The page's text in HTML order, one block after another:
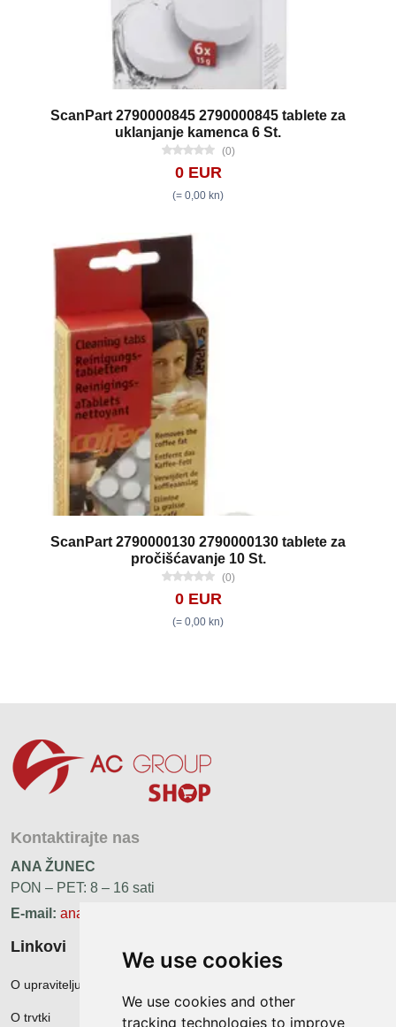
We use cookies
We use cookies and other
tracking technologies to improve
ScanPart 2790000845 2790000845 tablete za
uklanjanje kamenca 6 St.
(0)
0 EUR
(= 0,00 kn)
ScanPart 2790000130 2790000130 tablete za
pročišćavanje 10 St.
(0)
0 EUR
(= 0,00 kn)
Kontaktirajte nas
ANA ŽUNEC
PON – PET: 8 – 16 sati
E-mail: ana.zunec@ac-group.hr
Linkovi
O upravitelju web portala
O trvtki